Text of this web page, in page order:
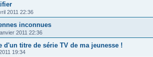
2011 22:36
inconnues
2011 22:36
d'un titre de série TV de ma jeunesse !
19:34